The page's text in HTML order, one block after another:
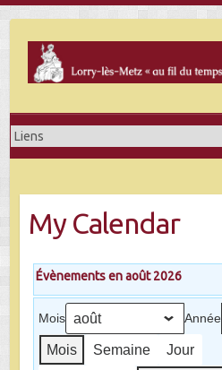
content
My Calendar
Évènements en août 2026
Mois Année
Mois Semaine Jour